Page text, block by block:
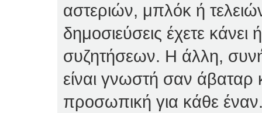
αστεριών, μπλόκ ή
δημοσιεύσεις έχετε
συζητήσεων. Η άλλη,
είναι γνωστή σαν άβαταρ
προσωπική για κάθε έναν.